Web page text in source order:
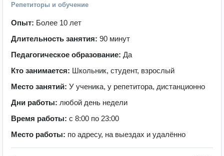
Репетиторы и обучение
Опыт: Более 10 лет
Длительность занятия: 90 минут
Педагогическое образование: Да
Кто занимается: Школьник, студент, взрослый
Место занятий: У ученика, у репетитора, дистанционно
Дни работы: любой день недели
Время работы: с 8:00 по 23:00
Место работы: по адресу, на выездах и удалённо